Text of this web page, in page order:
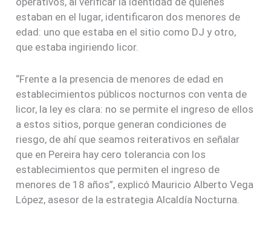
estaban en el lugar, identificaron dos menores de
edad: uno que estaba en el sitio como DJ y otro,
que estaba ingiriendo licor.
“Frente a la presencia de menores de edad en
establecimientos públicos nocturnos con venta de
licor, la ley es clara: no se permite el ingreso de ellos
a estos sitios, porque generan condiciones de
riesgo, de ahí que seamos reiterativos en señalar
que en Pereira hay cero tolerancia con los
establecimientos que permiten el ingreso de
menores de 18 años”, explicó Mauricio Alberto Vega
López, asesor de la estrategia Alcaldía Nocturna.